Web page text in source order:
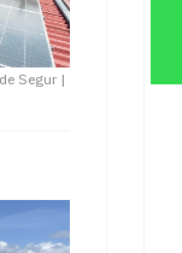
Segur |